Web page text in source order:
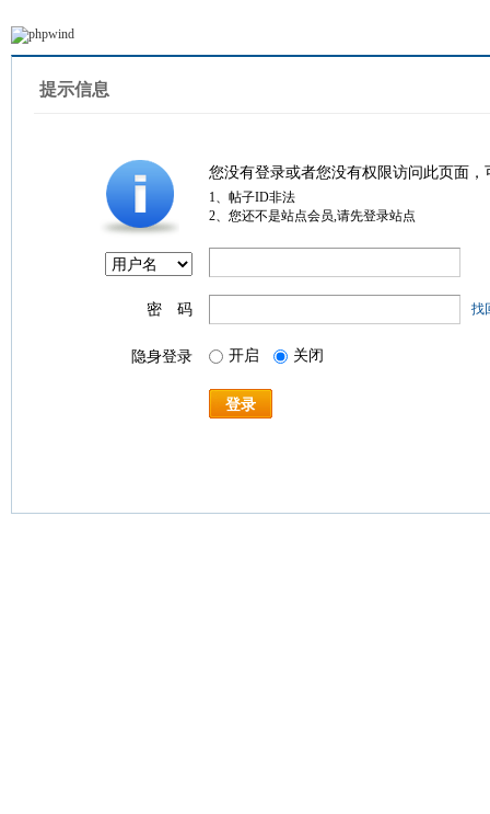
提示信息
您没有登录或者您没有权限访问此页面
1、帖子ID非法
2、您还不是站点会员,请先登录站点
密 码 找
隐身登录 开启 关闭
登录